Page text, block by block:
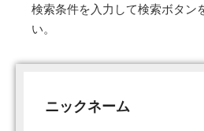
検索条件を入力して検索ボタン
い。
ニックネーム